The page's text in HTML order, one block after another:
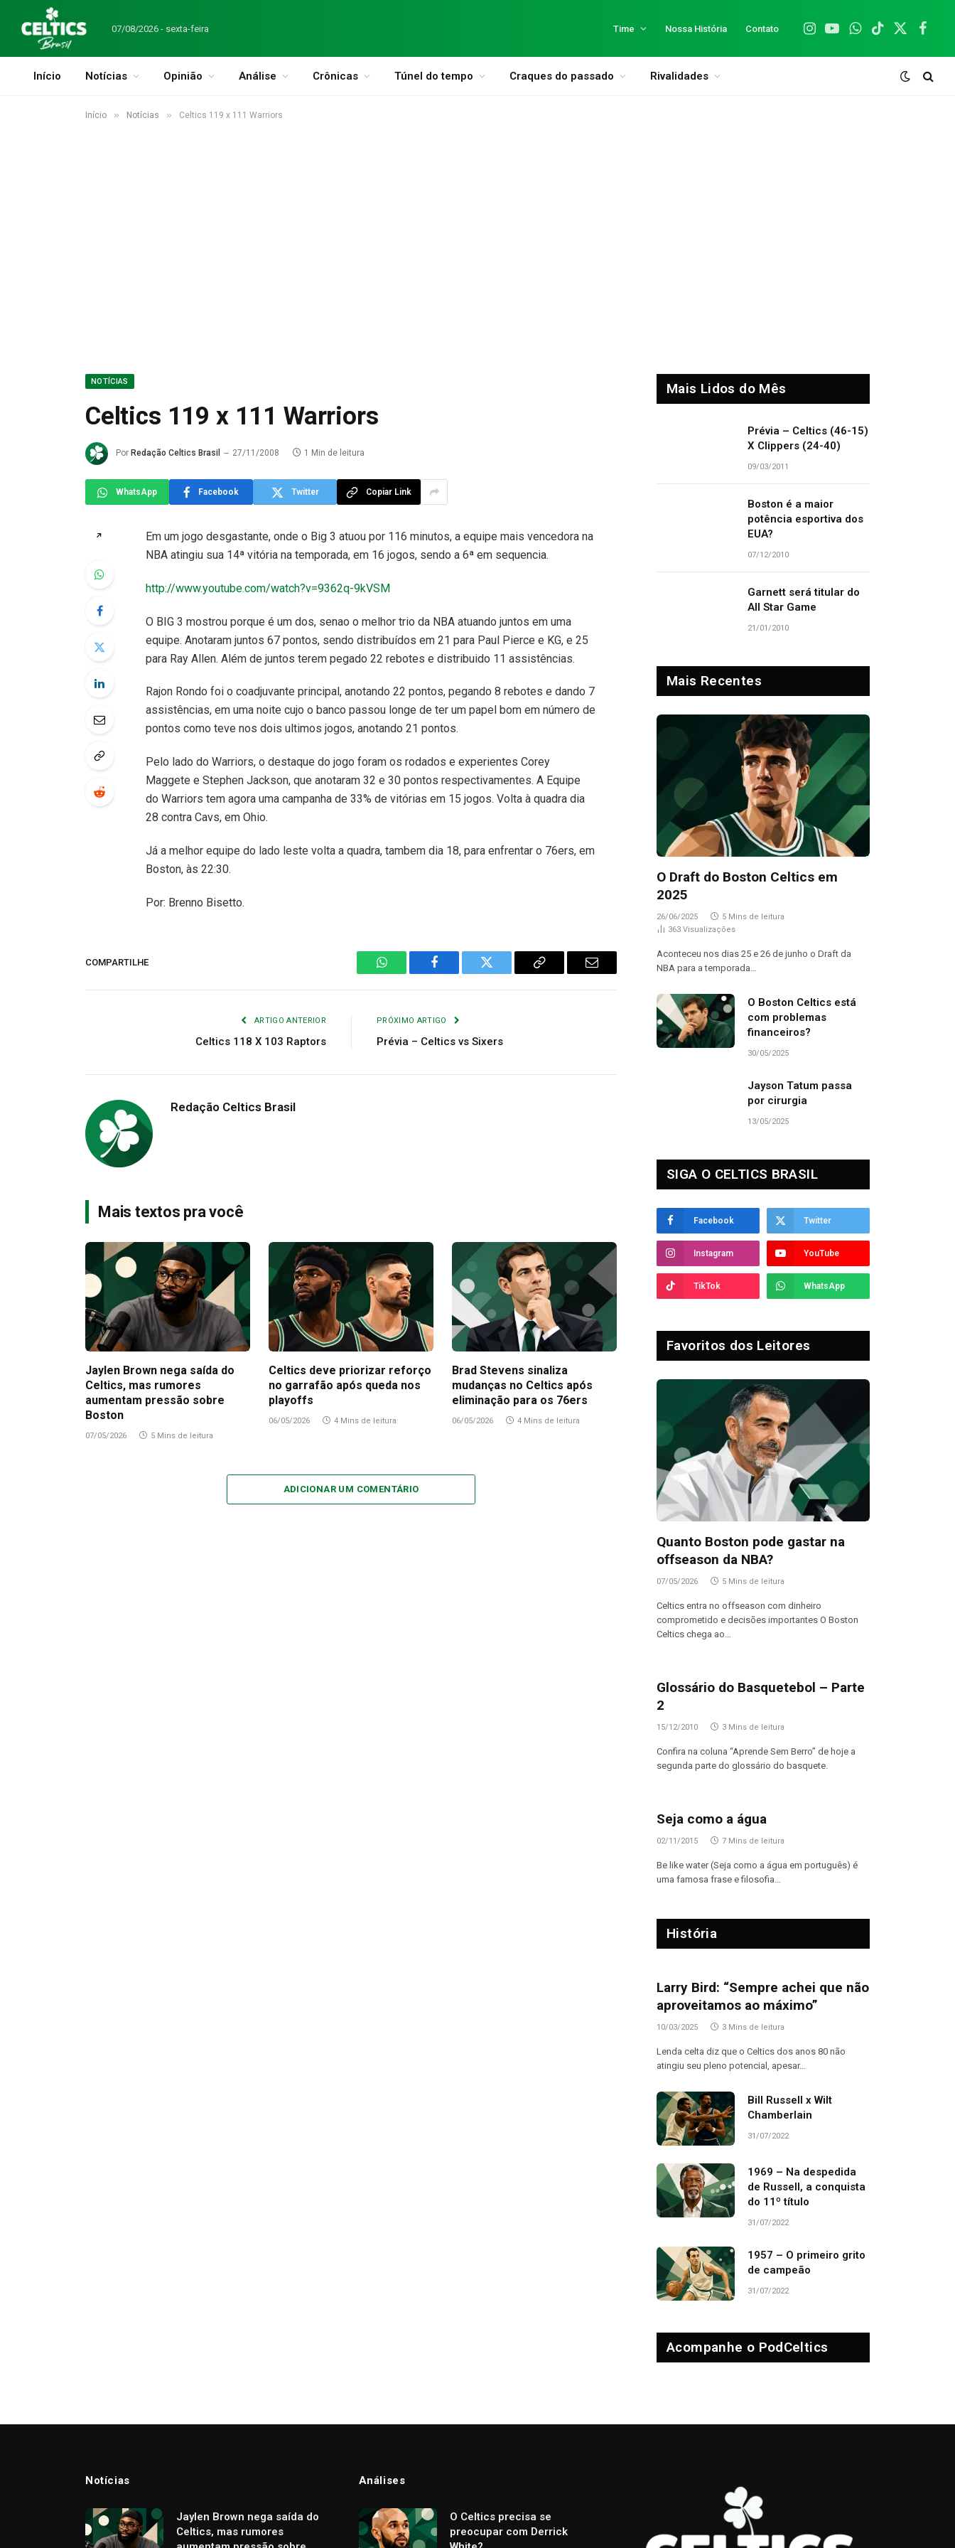
07/08/2026 - sexta-feira Time Nossa História Contato
Instagram
YouTubeWhatsApp
TikTok
X
Início Notícias Opinião Análise Crônicas Túnel do tempo Craques do passado Rivalidades
Início » Notícias » Celtics 119 x 111 Warriors
NOTÍCIAS
Celtics 119 x 111 Warriors
Por Redação Celtics Brasil 27/11/2008 1 Min de leitura
WhatsApp Facebook Twitter Copiar Link
↗
Em um jogo desgastante, onde o Big 3 atuou por 116 minutos, a equipe mais vencedora na
NBA atingiu sua 14ª vitória na temporada, em 16 jogos, sendo a 6ª em sequencia.
http://www.youtube.com/watch?v=9362q-9kVSM
O BIG 3 mostrou porque é um dos, senao o melhor trio da NBA atuando juntos em uma
equipe. Anotaram juntos 67 pontos, sendo distribuídos em 21 para Paul Pierce e KG, e 25
para Ray Allen. Além de juntos terem pegado 22 rebotes e distribuido 11 assistências.
Rajon Rondo foi o coadjuvante principal, anotando 22 pontos, pegando 8 rebotes e dando 7
assistências, em uma noite cujo o banco passou longe de ter um papel bom em número de
pontos como teve nos dois ultimos jogos, anotando 21 pontos.
Pelo lado do Warriors, o destaque do jogo foram os rodados e experientes Corey
Maggete e Stephen Jackson, que anotaram 32 e 30 pontos respectivamentes. A Equipe
do Warriors tem agora uma campanha de 33% de vitórias em 15 jogos. Volta à quadra dia
28 contra Cavs, em Ohio.
Já a melhor equipe do lado leste volta a quadra, tambem dia 18, para enfrentar o 76ers, em
Boston, às 22:30.
Por: Brenno Bisetto.
COMPARTILHE
WhatsAppFacebook Twitter
Copiar
E-
ARTIGO ANTERIOR
Celtics 118 X 103 Raptors
PRÓXIMO ARTIGO
Prévia – Celtics vs Sixers
Redação Celtics Brasil
Mais textos pra você
Jaylen Brown nega saída do
Celtics, mas rumores
aumentam pressão sobre
Boston
07/05/2026 5 Mins de leitura
Celtics deve priorizar reforço
no garrafão após queda nos
playoffs
06/05/2026 4 Mins de leitura
Brad Stevens sinaliza
mudanças no Celtics após
eliminação para os 76ers
06/05/2026 4 Mins de leitura
ADICIONAR UM COMENTÁRIO
Mais Lidos do Mês
Prévia – Celtics (46-15)
X Clippers (24-40)
09/03/2011
Boston é a maior
potência esportiva dos
EUA?
07/12/2010
Garnett será titular do
All Star Game
21/01/2010
Mais Recentes
O Draft do Boston Celtics em
2025
26/06/2025
5 Mins de leitura
363 Visualizações
Aconteceu nos dias 25 e 26 de junho o Draft da
NBA para a temporada…
O Boston Celtics está
com problemas
financeiros?
30/05/2025
Jayson Tatum passa
por cirurgia
13/05/2025
SIGA O CELTICS BRASIL
Facebook Twitter
Instagram YouTube
TikTok WhatsApp
Favoritos dos Leitores
Quanto Boston pode gastar na
offseason da NBA?
07/05/2026 5 Mins de leitura
Celtics entra no offseason com dinheiro
comprometido e decisões importantes O Boston
Celtics chega ao…
Glossário do Basquetebol – Parte
2
15/12/2010 3 Mins de leitura
Confira na coluna “Aprende Sem Berro” de hoje a
segunda parte do glossário do basquete.
Seja como a água
02/11/2015 7 Mins de leitura
Be like water (Seja como a água em português) é
uma famosa frase e filosofia…
História
Larry Bird: “Sempre achei que não
aproveitamos ao máximo”
10/03/2025 3 Mins de leitura
Lenda celta diz que o Celtics dos anos 80 não
atingiu seu pleno potencial, apesar…
Bill Russell x Wilt
Chamberlain
31/07/2022
1969 – Na despedida
de Russell, a conquista
do 11º título
31/07/2022
1957 – O primeiro grito
de campeão
31/07/2022
Acompanhe o PodCeltics
Notícias
Jaylen Brown nega saída do
Celtics, mas rumores
Análises
O Celtics precisa se
preocupar com Derrick